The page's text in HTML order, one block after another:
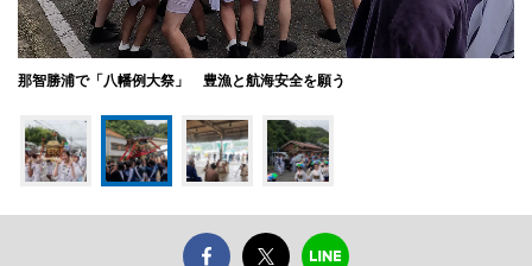
那智勝浦で「八幡例大祭」 豊漁と航海安全を願う